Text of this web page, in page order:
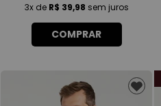
3xde R$ 39,98 sem juros
COMPRAR